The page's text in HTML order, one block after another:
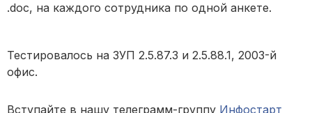
.doc, на каждого сотрудника по одной анкете.
Тестировалось на ЗУП 2.5.87.3 и 2.5.88.1, 2003-й
офис.
Вступайте в нашу телеграмм-группу Инфостарт